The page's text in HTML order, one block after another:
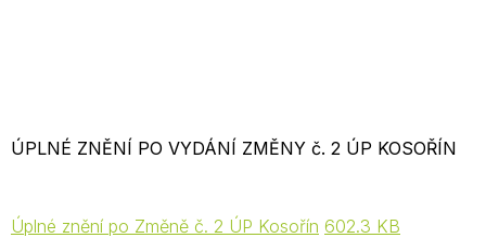
ÚPLNÉ ZNĚNÍ PO VYDÁNÍ ZMĚNY č. 2 ÚP KOSOŘÍN
Úplné znění po Změně č. 2 ÚP Kosořín 602.3 KB